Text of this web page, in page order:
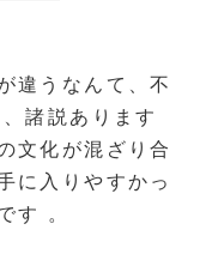
違うなんて、不
諸説あります
文化が混ざり合
に入りやすかっ
す 。